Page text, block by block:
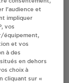
l’audience et
impliquer
vos
équipement,
et vos
à des
en dehors
choix à
cliquant sur «